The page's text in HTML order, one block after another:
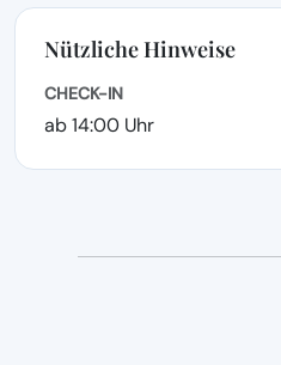
Nützliche Hinweise
CHECK-IN
ab 14:00 Uhr